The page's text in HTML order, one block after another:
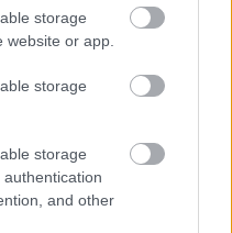
storage
website or app.
storage
storage
and other
(ΝΔ)
(ΕΛΑΣ)